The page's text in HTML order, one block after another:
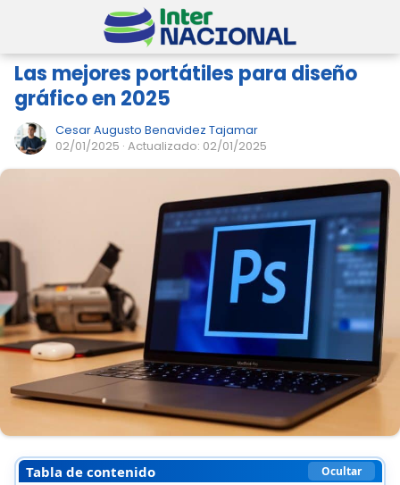
Las mejores portátiles para diseño
gráfico en 2025
Cesar Augusto Benavidez Tajamar
02/01/2025 · Actualizado: 02/01/2025
Tabla de contenido Ocultar